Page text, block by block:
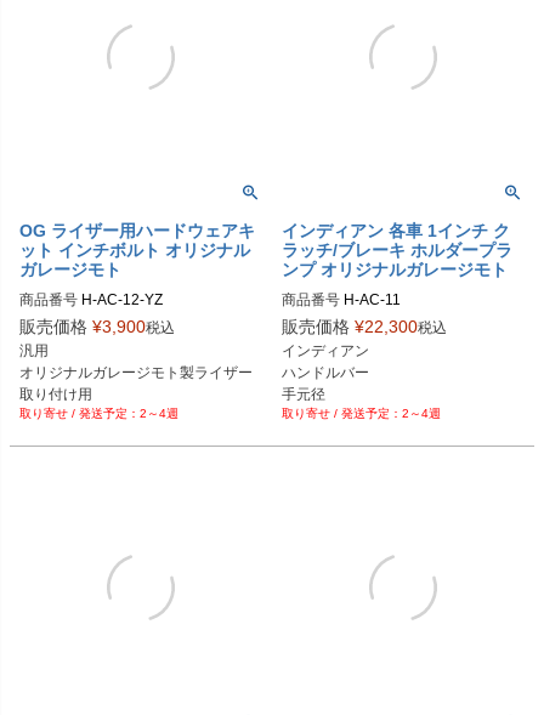
OG ライザー用ハードウェアキ
ット インチボルト オリジナル
ガレージモト
商品番号 H-AC-12-YZ
販売価格 ¥3,900税込
汎用
オリジナルガレージモト製ライザー
取り付け用
1/2インチ-13規格のボルト
2～4週
インディアン 各車 1インチ ク
ラッチ/ブレーキ ホルダープラ
ンプ オリジナルガレージモト
商品番号 H-AC-11
H-AC-11-BK：ブラック
H-AC-11-AL：アルミ
H-AC-11-CR：クローム
H-AC-11-GD：ゴールド
H-AC-11-RD：レッド
H-AC-11-PL：紫
販売価格 ¥22,300税込
インディアン
ハンドルバー
手元径
2～4週